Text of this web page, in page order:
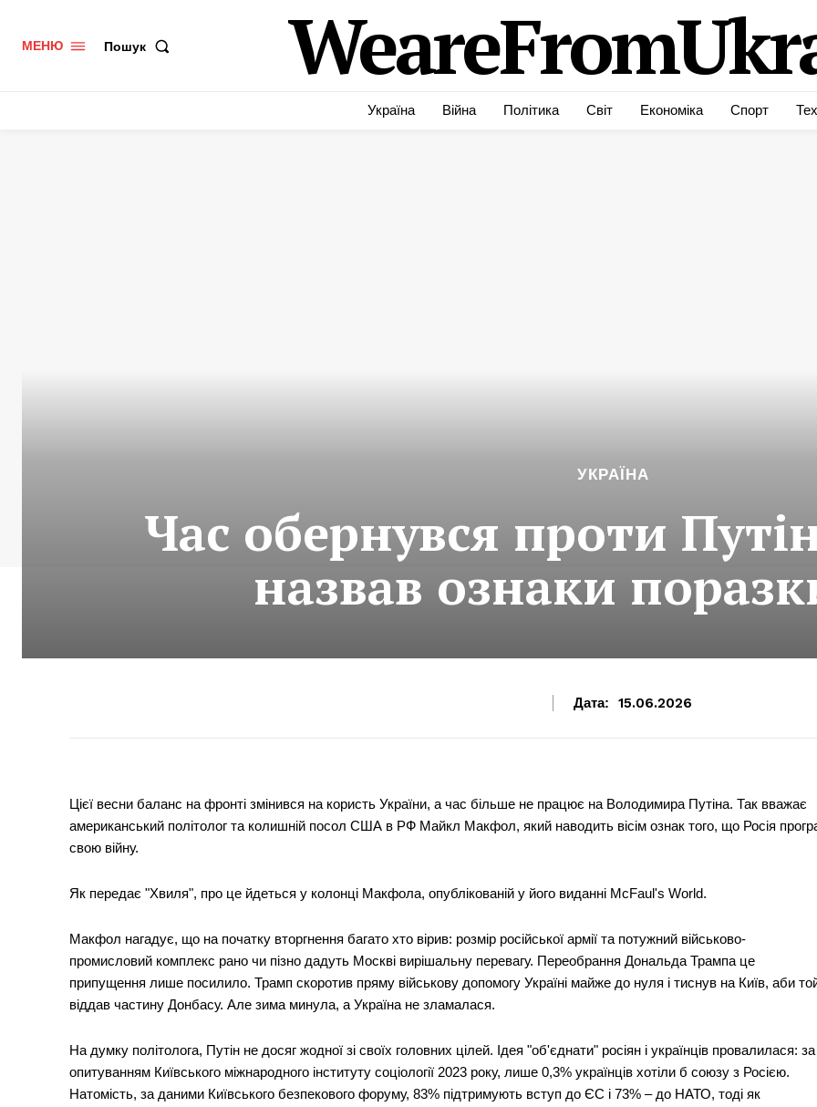
МЕНЮ Пошук
Україна Війна Політика Світ Економіка Спорт
УКРАЇНА
Час обернувся проти
назвав ознаки
Дата: 15.06.2026
Цієї весни баланс на фронті змінився на користь України, а час більше не працює на Володимира Путіна. Так вважає
американський політолог та колишній посол США в РФ Майкл Макфол, який наводить вісім ознак того, що Росія
свою війну.
Як передає "Хвиля", про це йдеться у колонці Макфола, опублікованій у його виданні McFaul's World.
Макфол нагадує, що на початку вторгнення багато хто вірив: розмір російської армії та потужний військово-
промисловий комплекс рано чи пізно дадуть Москві вирішальну перевагу. Переобрання Дональда Трампа це
припущення лише посилило. Трамп скоротив пряму військову допомогу Україні майже до нуля і тиснув на Київ, аби
віддав частину Донбасу. Але зима минула, а Україна не зламалася.
На думку політолога, Путін не досяг жодної зі своїх головних цілей. Ідея "об'єднати" росіян і українців провалилася: за
опитуванням Київського міжнародного інституту соціології 2023 року, лише 0,3% українців хотіли б союзу з Росією.
Натомість, за даними Київського безпекового форуму, 83% підтримують вступ до ЄС і 73% – до НАТО, тоді як